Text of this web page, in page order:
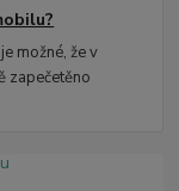
možné, že v
zapečetěno